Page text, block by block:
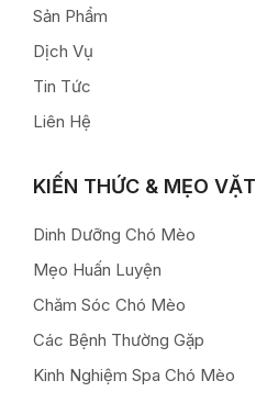
Sản Phẩm
Dịch Vụ
Tin Tức
Liên Hệ
KIẾN THỨC & MẸO VẶT
Dinh Dưỡng Chó Mèo
Mẹo Huấn Luyện
Chăm Sóc Chó Mèo
Các Bệnh Thường Gặp
Kinh Nghiệm Spa Chó Mèo